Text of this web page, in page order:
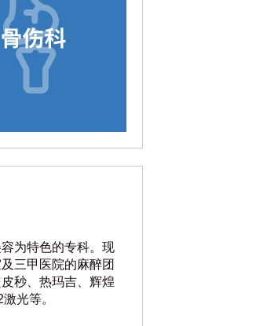
为特色的专科。现
三甲医院的麻醉团
秒、热玛吉、辉煌
光等。